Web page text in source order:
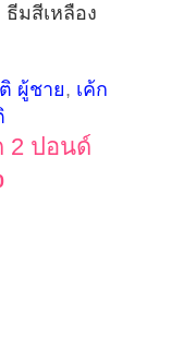
ธีมสีเหลือง
ผู้ชาย, เค้ก
2 ปอนด์